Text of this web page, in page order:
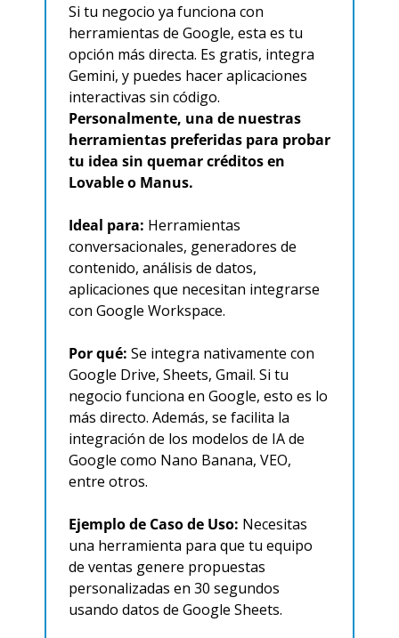
Si tu negocio ya funciona con
herramientas de Google, esta es tu
opción más directa. Es gratis, integra
Gemini, y puedes hacer aplicaciones
Personalmente, una de nuestras
herramientas preferidas para probar
tu idea sin quemar créditos en
Lovable o Manus.
Ideal para: Herramientas
conversacionales, generadores de
contenido, análisis de datos,
aplicaciones que necesitan integrarse
con Google Workspace.
Por qué: Se integra nativamente con
Google Drive, Sheets, Gmail. Si tu
negocio funciona en Google, esto es lo
más directo. Además, se facilita la
integración de los modelos de IA de
Google como Nano Banana, VEO,
entre otros.
Ejemplo de Caso de Uso: Necesitas
una herramienta para que tu equipo
de ventas genere propuestas
personalizadas en 30 segundos
usando datos de Google Sheets.